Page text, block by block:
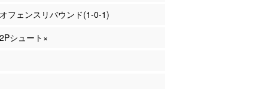
フェンスリバウンド(1-0-1)
シュート×